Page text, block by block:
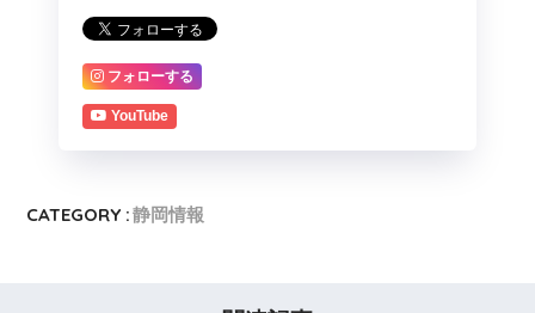
フォローする
YouTube
CATEGORY :静岡情報